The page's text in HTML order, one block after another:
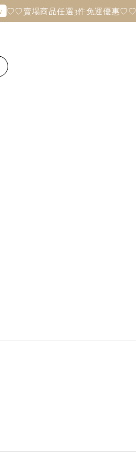
♡♡賣場商品任選3件免運優惠♡♡